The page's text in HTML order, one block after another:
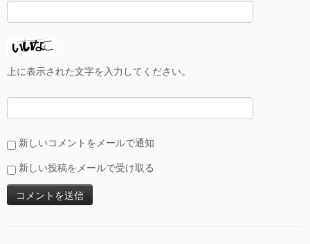
上に表示された文字を入力してください。
新しいコメントをメールで通知
新しい投稿をメールで受け取る